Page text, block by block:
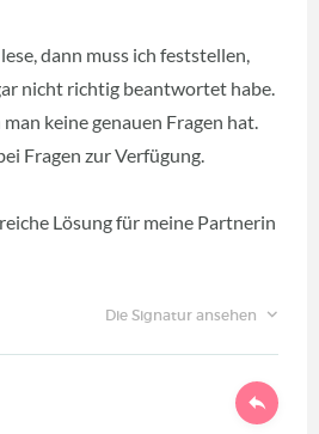
dann muss ich feststellen,
nicht richtig beantwortet habe.
keine genauen Fragen hat.
Fragen zur Verfügung.
Lösung für meine Partnerin
Die Signatur ansehen